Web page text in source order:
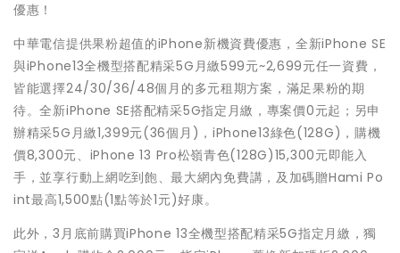
優惠！
中華電信提供果粉超值的iPhone新機資費優惠，全新iPhone SE
與iPhone13全機型搭配精采5G月繳599元~2,699元任一資費，
皆能選擇24/30/36/48個月的多元租期方案，滿足果粉的期
待。全新iPhone SE搭配精采5G指定月繳，專案價0元起；另申
辦精采5G月繳1,399元(36個月)，iPhone13綠色(128G)，購機
價8,300元、iPhone 13 Pro松嶺青色(128G)15,300元即能入
手，並享行動上網吃到飽、最大網內免費講，及加碼贈Hami Po
int最高1,500點(1點等於1元)好康。
此外，3月底前購買iPhone 13全機型搭配精采5G指定月繳，獨